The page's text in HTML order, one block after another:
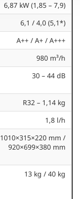
6,87 kW (1,85 – 7,9)
6,1 / 4,0 (5,1*)
A++ / A+ / A+++
980 m³/h
30 – 44 dB
R32 – 1,14 kg
1,8 l/h
1010×315×220 mm /
920×699×380 mm
13 kg / 40 kg